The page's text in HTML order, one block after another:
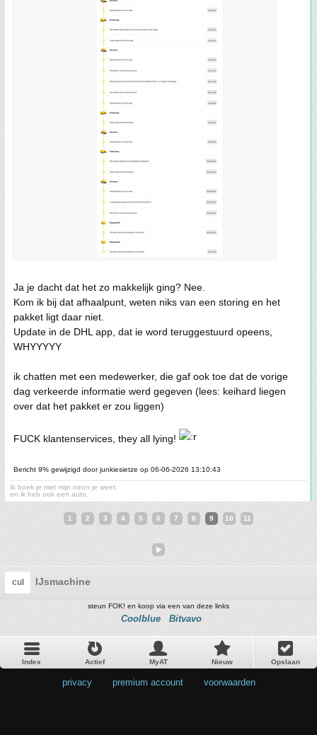
Ja je dacht dat het zo makkelijk ging? Nee.
Kom ik bij dat afhaalpunt, weten niks van een storing en het
pakket ligt daar niet.
Update in de DHL app, dat ie word teruggestuurd opeens,
WHYYYYY
ik chatten met een medewerker, die gaf ook toe dat de vorige
dag verkeerde informatie werd gegeven (lees: keihard liegen
over dat het pakket er zou liggen)
FUCK klantenservices, they all lying!
Bericht 9% gewijzigd door junkiesietze op 06-06-2026 13:10:43
Ik boek je met mijn neon je weet.
en ik heb ook een auto.
1 2 3 4 5 6 7 8 9 10 11
cul IJsmachine
steun FOK! en koop via een van deze links
Coolblue Bitvavo
Index Actief MyAT Nieuw Opslaan
privacy premium account voorwaarden